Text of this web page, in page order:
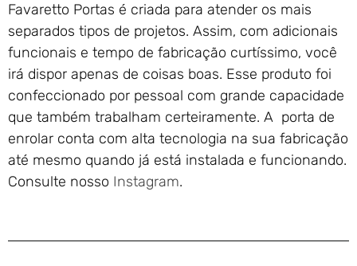
Favaretto Portas é criada para atender os mais
separados tipos de projetos. Assim, com adicionais
funcionais e tempo de fabricação curtíssimo, você
irá dispor apenas de coisas boas. Esse produto foi
confeccionado por pessoal com grande capacidade
que também trabalham certeiramente. A porta de
enrolar conta com alta tecnologia na sua fabricação
até mesmo quando já está instalada e funcionando.
Consulte nosso Instagram.